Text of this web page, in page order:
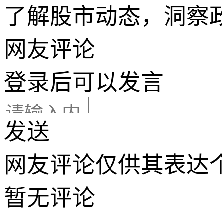
了解股市动态，洞察
网友评论
登录后可以发言
发送
网友评论仅供其表达
暂无评论